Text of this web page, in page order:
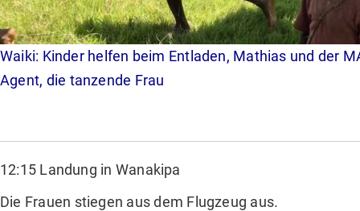
Waiki: Kinder helfen beim Entladen, Mathias und der
Agent, die tanzende Frau
12:15 Landung in Wanakipa
Die Frauen stiegen aus dem Flugzeug aus.